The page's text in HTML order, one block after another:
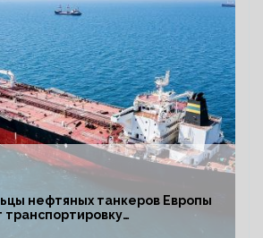
нефтяных танкеров Европы